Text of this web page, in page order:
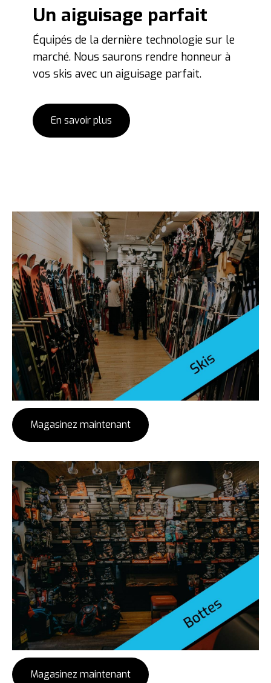
Un aiguisage parfait
Équipés de la dernière technologie sur le
marché. Nous saurons rendre honneur à
vos skis avec un aiguisage parfait.
En savoir plus
Magasinez maintenant
Magasinez maintenant